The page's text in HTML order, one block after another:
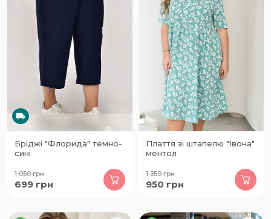
Бріджі "Флорида" темно-
сині
1 050грн
699 грн
Плаття зі штапелю "Івона"
ментол
1 350грн
950 грн